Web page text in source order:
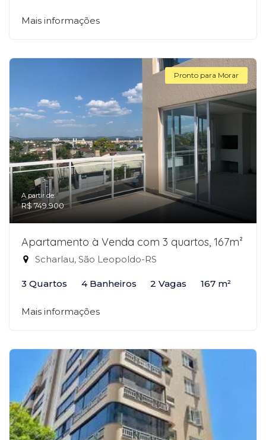
Mais informações
Pronto para Morar
A partir de:
R$ 749.900
Apartamento à Venda com 3 quartos, 167m²
Scharlau, São Leopoldo-RS
3 Quartos 4 Banheiros 2 Vagas 167 m²
Mais informações